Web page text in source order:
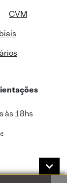
CVM
às 18hs